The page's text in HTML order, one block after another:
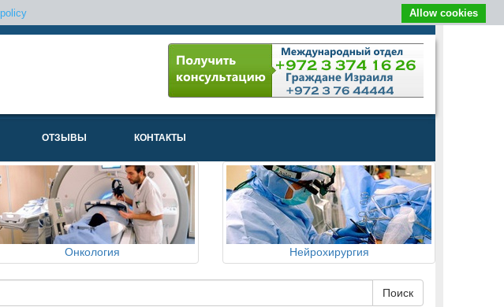
ОТЗЫВЫ КОНТАКТЫ
Онкология Нейрохирургия
Allow cookies